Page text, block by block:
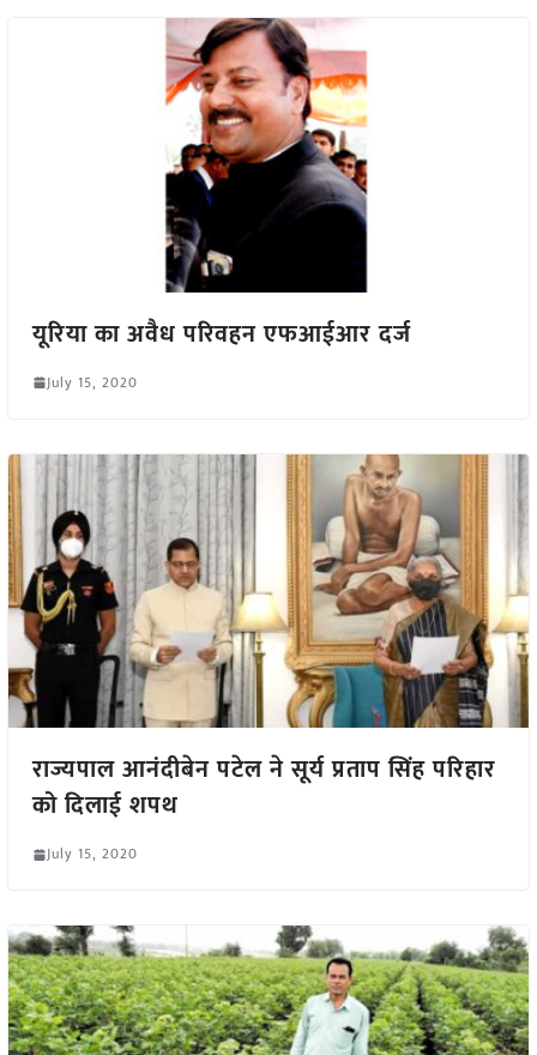
यूरिया का अवैध परिवहन एफआईआर दर्ज
July 15, 2020
राज्यपाल आनंदीबेन पटेल ने सूर्य प्रताप सिंह परिहार
को दिलाई शपथ
July 15, 2020